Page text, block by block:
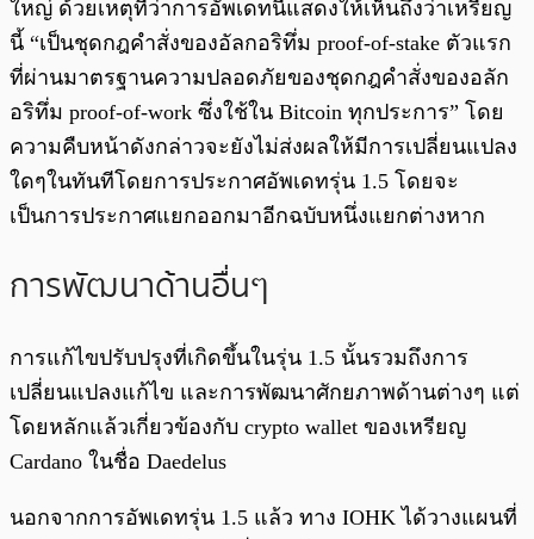
ใหญ่ ด้วยเหตุที่ว่าการอัพเดทนี้แสดงให้เห็นถึงว่าเหรียญ
นี้ “เป็นชุดกฎคำสั่งของอัลกอริทึ่ม proof-of-stake ตัวแรก
ที่ผ่านมาตรฐานความปลอดภัยของชุดกฎคำสั่งของอลัก
อริทึ่ม proof-of-work ซึ่งใช้ใน Bitcoin ทุกประการ” โดย
ความคืบหน้าดังกล่าวจะยังไม่ส่งผลให้มีการเปลี่ยนแปลง
ใดๆในทันทีโดยการประกาศอัพเดทรุ่น 1.5 โดยจะ
เป็นการประกาศแยกออกมาอีกฉบับหนึ่งแยกต่างหาก
การพัฒนาด้านอื่นๆ
การแก้ไขปรับปรุงที่เกิดขึ้นในรุ่น 1.5 นั้นรวมถึงการ
เปลี่ยนแปลงแก้ไข และการพัฒนาศักยภาพด้านต่างๆ แต่
โดยหลักแล้วเกี่ยวข้องกับ crypto wallet ของเหรียญ
Cardano ในชื่อ Daedelus
นอกจากการอัพเดทรุ่น 1.5 แล้ว ทาง IOHK ได้วางแผนที่